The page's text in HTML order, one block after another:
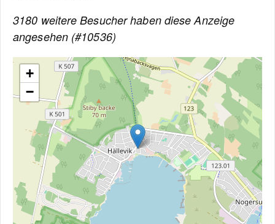
3180 weitere Besucher haben diese Anzeige
angesehen (#10536)
+
−